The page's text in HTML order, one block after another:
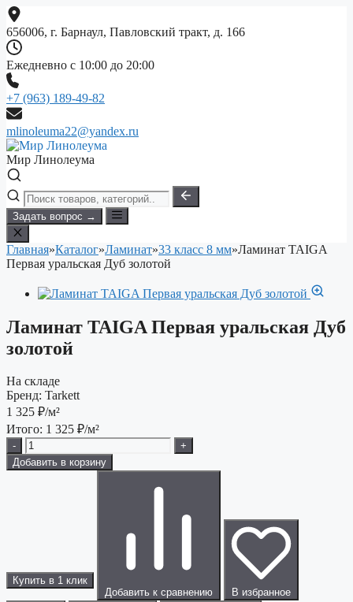
Перейти
к
содержимому
656006, г. Барнаул, Павловский тракт, д. 166
Ежедневно с 10:00 до 20:00
+7 (963) 189-49-82
mlinoleuma22@yandex.ru
Мир Линолеума
Задать вопрос →
Главная»Каталог»Ламинат»33 класс 8 мм»Ламинат TAIGA
Первая уральская Дуб золотой
Ламинат TAIGA Первая уральская Дуб
золотой
На складе
Бренд: Tarkett
1 325 ₽/м²
Итого: 1 325 ₽/м²
-
+
Добавить в корзину
Купить в 1 клик
Добавить к сравнению
В избранное